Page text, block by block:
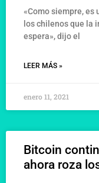
«Como siempre, es
los chilenos que la
espera», dijo el
LEER MÁS »
enero 11, 2021
Bitcoin
ahora roza